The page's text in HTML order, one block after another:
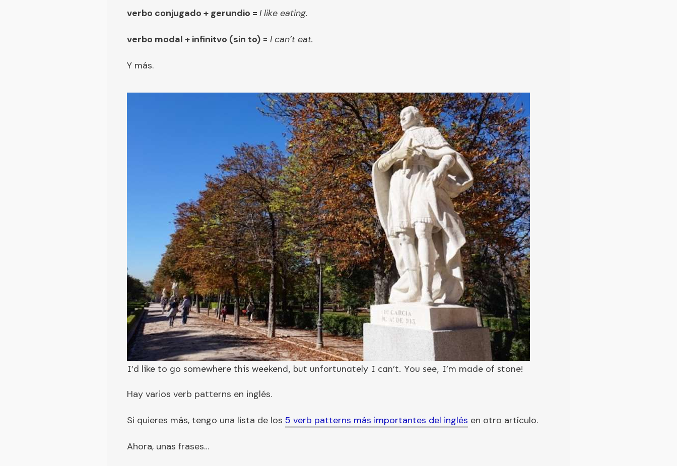
verbo conjugado + gerundio = I like eating.
verbo modal + infinitvo (sin to) = I can’t eat.
Y más.
I’d like to go somewhere this weekend, but unfortunately I can’t. You see, I’m made of stone!
Hay varios verb patterns en inglés.
Si quieres más, tengo una lista de los 5 verb patterns más importantes del inglés en otro artículo.
Ahora, unas frases…